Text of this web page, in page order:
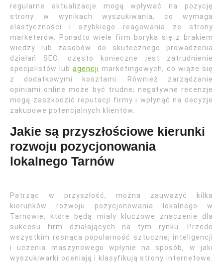
regularne aktualizacje mogą wpływać na pozycję
strony w wynikach wyszukiwania, co wymaga
elastyczności i szybkiego reagowania ze strony
marketerów. Ponadto wiele firm boryka się z brakiem
wiedzy lub zasobów do skutecznego prowadzenia
działań SEO; często konieczne jest zatrudnienie
specjalistów lub agencji marketingowych, co wiąże się
z dodatkowymi kosztami. Również zarządzanie
opiniami online może być trudne; negatywne recenzje
mogą zaszkodzić reputacji firmy i wpłynąć na decyzje
zakupowe potencjalnych klientów.
Jakie są przyszłościowe kierunki
rozwoju pozycjonowania
lokalnego Tarnów
Patrząc w przyszłość, można zauważyć kilka
kierunków rozwoju pozycjonowania lokalnego w
Tarnowie, które będą miały kluczowe znaczenie dla
sukcesu firm działających na tym rynku. Przede
wszystkim rosnąca popularność sztucznej inteligencji
i uczenia maszynowego wpłynie na sposób, w jaki
wyszukiwarki oceniają i klasyfikują strony internetowe.